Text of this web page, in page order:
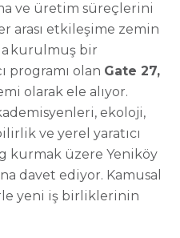
ve üretim süreçlerini
arası etkileşime zemin
kurulmuş bir
programı olan Gate 27,
olarak ele alıyor.
ekoloji,
ve yerel yaratıcı
kurmak üzere Yeniköy
davet ediyor. Kamusal
yeni iş birliklerinin